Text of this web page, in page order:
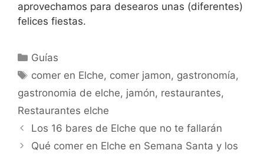
aprovechamos para desearos unas (diferentes)
felices fiestas.
Categorías
Guías
Etiquetas
comer en Elche, comer jamon, gastronomía,
gastronomia de elche, jamón, restaurantes,
Restaurantes elche
Los 16 bares de Elche que no te fallarán
Qué comer en Elche en Semana Santa y los